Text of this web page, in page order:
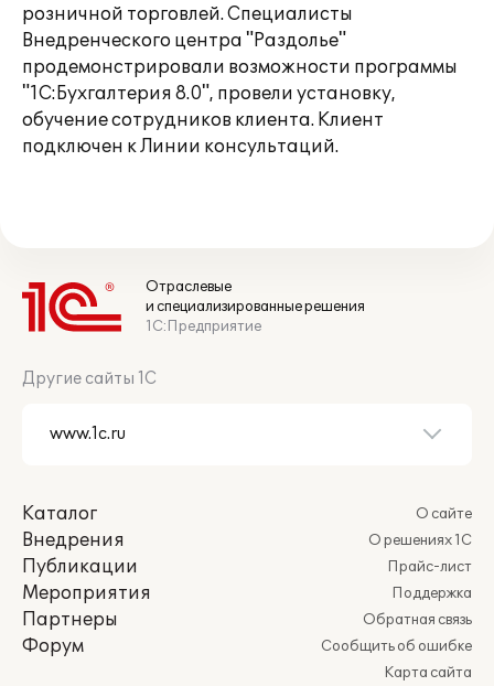
розничной торговлей. Специалисты
Внедренческого центра "Раздолье"
продемонстрировали возможности программы
"1С:Бухгалтерия 8.0", провели установку,
обучение сотрудников клиента. Клиент
подключен к Линии консультаций.
Отраслевые
и специализированные решения
1С:Предприятие
Другие сайты 1С
Каталог
Внедрения
Публикации
Мероприятия
Партнеры
Форум
О сайте
О решениях 1С
Прайс-лист
Поддержка
Обратная связь
Сообщить об ошибке
Карта сайта